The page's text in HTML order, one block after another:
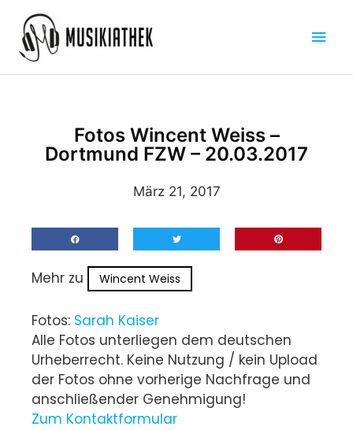
Inhalt
springen
Fotos Wincent Weiss –
Dortmund FZW – 20.03.2017
März 21, 2017
Mehr zu Wincent Weiss
Fotos: Sarah Kaiser
Alle Fotos unterliegen dem deutschen
Urheberrecht. Keine Nutzung / kein Upload
der Fotos ohne vorherige Nachfrage und
anschließender Genehmigung!
Zum Kontaktformular